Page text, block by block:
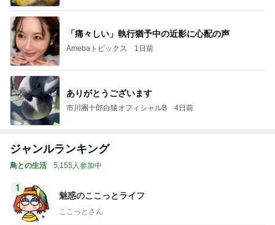
「痛々しい」執行猶予中の近影に心配の声
Amebaトピックス 1日前
ありがとうございます
市川團十郎白猿オフィシャルB 4日前
ジャンルランキング
鳥との生活 5,155人参加中
1
魅惑のここっとライフ
ここっとさん